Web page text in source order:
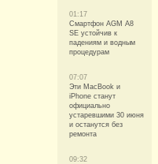
01:17
Смартфон AGM A8
SE устойчив к
падениям и водным
процедурам
07:07
Эти MacBook и
iPhone станут
официально
устаревшими 30 июня
и останутся без
ремонта
09:32